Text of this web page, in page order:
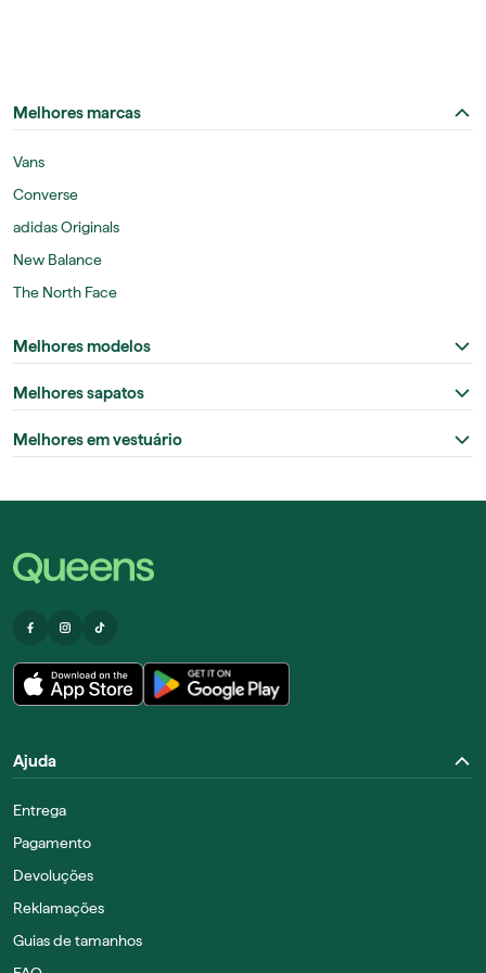
Melhores marcas
Vans
Converse
adidas Originals
New Balance
The North Face
Melhores modelos
Melhores sapatos
Melhores em vestuário
Ajuda
Entrega
Pagamento
Devoluções
Reklamações
Guias de tamanhos